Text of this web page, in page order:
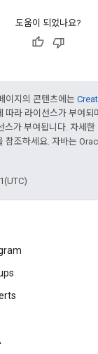
도움이 되었나요?
이지의 콘텐츠에는
따라 라이선스가 부여되
스가 부여됩니다. 자세한
참조하세요. 자바는